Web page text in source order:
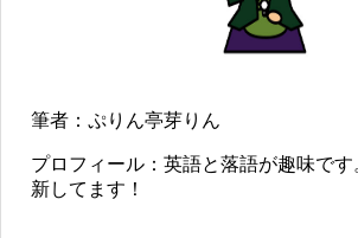
筆者：ぷりん亭芽りん
プロフィール：英語と落語が趣味で
新してます！